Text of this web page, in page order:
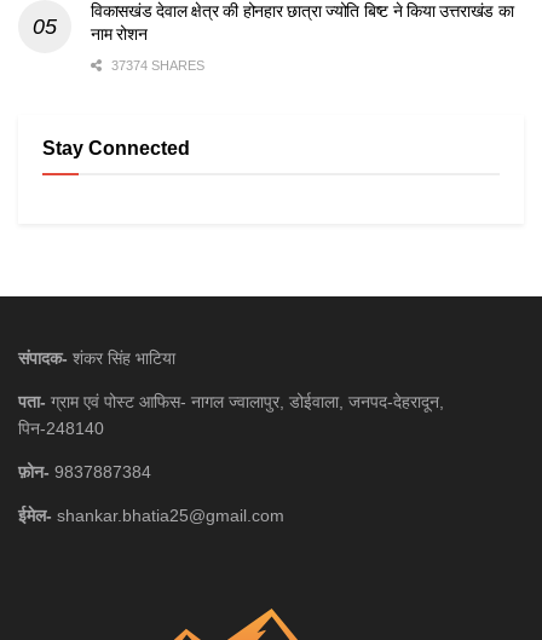
विकासखंड देवाल क्षेत्र की होनहार छात्रा ज्योति बिष्ट ने किया उत्तराखंड का
नाम रोशन
37374 SHARES
Stay Connected
संपादक- शंकर सिंह भाटिया
पता- ग्राम एवं पोस्ट आफिस- नागल ज्वालापुर, डोईवाला, जनपद-देहरादून,
पिन-248140
फ़ोन- 9837887384
ईमेल- shankar.bhatia25@gmail.com